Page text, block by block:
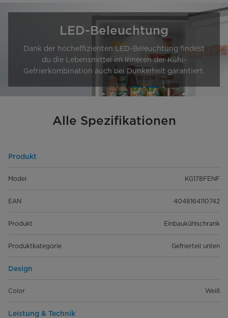
LED-Beleuchtung
Dank der hocheffizienten LED-Beleuchtung findest
du die Lebensmittel im Inneren der Kühl-
Gefrierkombination auch bei Dunkelheit garantiert.
Alle Spezifikationen
Produkt
Model KG178FENF
EAN 4048164110742
Produkt Einbaukühlschrank
Produktkategorie Gefrierteil unten
Design
Color Weiß
Leistung & Technik